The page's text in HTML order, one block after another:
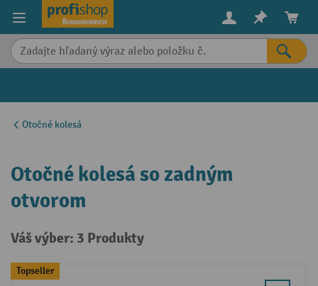
content
Otočné kolesá
Otočné kolesá so zadným
otvorom
Váš výber: 3 Produkty
Topseller